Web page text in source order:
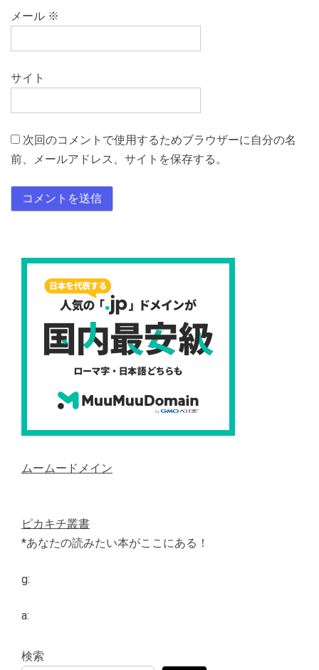
メール ※
サイト
次回のコメントで使用するためブラウザーに自分の名
前、メールアドレス、サイトを保存する。
ムームードメイン
ピカキチ叢書
*あなたの読みたい本がここにある！
g:
a:
検索